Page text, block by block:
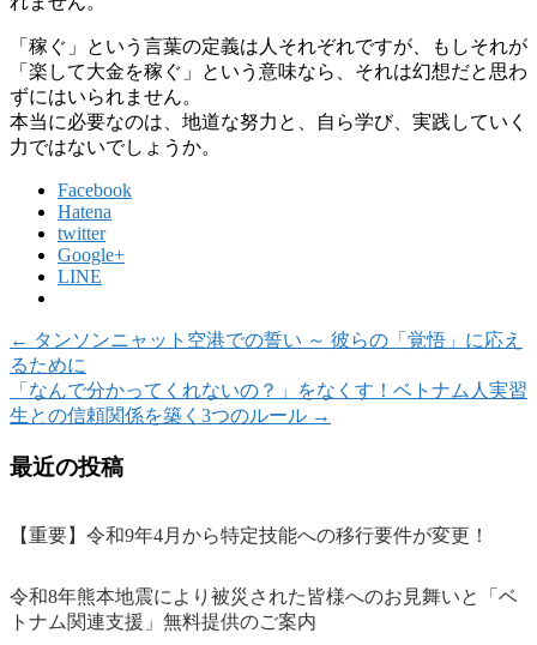
「稼ぐ」という言葉の定義は人それぞれですが、もしそれが
「楽して大金を稼ぐ」という意味なら、それは幻想だと思わ
ずにはいられません。
本当に必要なのは、地道な努力と、自ら学び、実践していく
力ではないでしょうか。
Facebook
Hatena
twitter
Google+
LINE
← タンソンニャット空港での誓い ～ 彼らの「覚悟」に応え
るために
「なんで分かってくれないの？」をなくす！ベトナム人実習
生との信頼関係を築く3つのルール →
最近の投稿
【重要】令和9年4月から特定技能への移行要件が変更！
令和8年熊本地震により被災された皆様へのお見舞いと「ベ
トナム関連支援」無料提供のご案内